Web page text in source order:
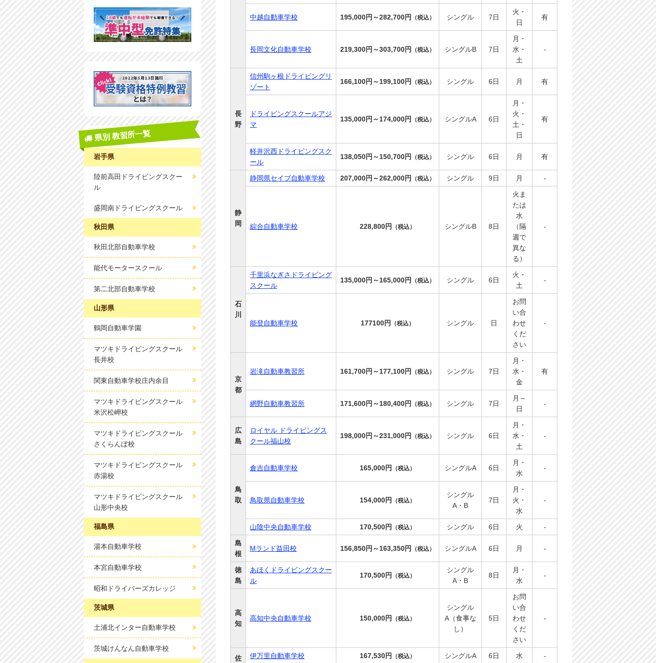
中越自動車学校 195,000円～282,700円 （税込） シングル 7日
火・
日
有
長岡文化自動車学校 219,300円～303,700円 （税込） シングルB 7日
月・
水・
土
-
長
野
信州駒ヶ根ドライビングリ
ゾート
166,100円～199,100円 （税込） シングル 6日 月 有
ドライビングスクールアジ
マ
135,000円～174,000円 （税込） シングルA 6日
月・
火・
土・
日
有
軽井沢西ドライビングスク
ール
138,050円～150,700円 （税込） シングル 6日 月 有
静
岡
静岡県セイブ自動車学校 207,000円～262,000円 （税込） シングル 9日 月 -
綜合自動車学校 228,800円 （税込） シングルB 8日
火ま
たは
水
（隔
週で
異な
る）
-
石
川
千里浜なぎさドライビング
スクール
135,000円～165,000円 （税込） シングル 6日
火・
土
-
能登自動車学校 177100円 （税込） シングル 日
お問
い合
わせ
くだ
さい
-
京
都
岩滝自動車教習所 161,700円～177,100円 （税込） シングル 7日
月・
水・
金
有
網野自動車教習所 171,600円～180,400円 （税込） シングル 7日
月～
日
-
広
島
ロイヤル ドライビングス
クール福山校
198,000円～231,000円 （税込） シングル 6日
月・
水・
土
-
鳥
取
倉吉自動車学校 165,000円 （税込） シングルA 6日
月・
水
-
鳥取県自動車学校 154,000円 （税込）
シングル
A・B
7日
月・
火・
水
-
山陰中央自動車学校 170,500円 （税込） シングル 6日 火 -
島
根
Mランド益田校 156,850円～163,350円 （税込） シングルA 6日 月 -
徳
島
あほくドライビングスクー
ル
170,500円 （税込）
シングル
A・B
8日
月・
水
-
高
知
高知中央自動車学校 150,000円 （税込）
シングル
A（食事な
し）
5日
お問
い合
わせ
くだ
さい
-
佐 伊万里自動車学校 167,530円 （税込） シングルA 6日 水 -
県別 教習所一覧
岩手県
陸前高田ドライビングスクー
ル
盛岡南ドライビングスクール
秋田県
秋田北部自動車学校
能代モータースクール
第二北部自動車学校
山形県
鶴岡自動車学園
マツキドライビングスクール
長井校
関東自動車学校庄内余目
マツキドライビングスクール
米沢松岬校
マツキドライビングスクール
さくらんぼ校
マツキドライビングスクール
赤湯校
マツキドライビングスクール
山形中央校
福島県
湯本自動車学校
本宮自動車学校
昭和ドライバーズカレッジ
茨城県
土浦北インター自動車学校
茨城けんなん自動車学校